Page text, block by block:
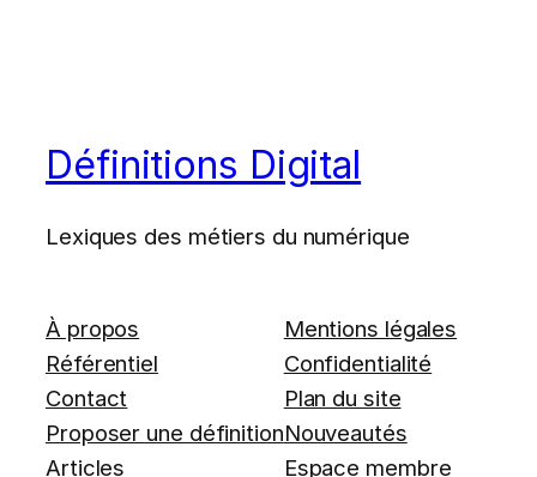
Définitions Digital
Lexiques des métiers du numérique
À propos
Référentiel
Contact
Proposer une définition
Articles
Mentions légales
Confidentialité
Plan du site
Nouveautés
Espace membre